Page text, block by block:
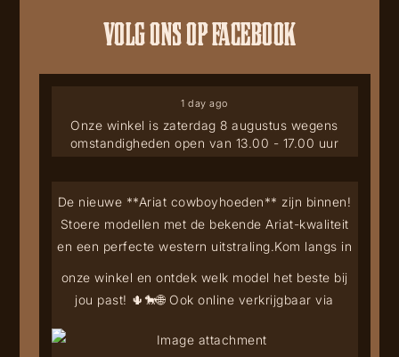
VOLG ONS OP FACEBOOK
Onze winkel is zaterdag 8 augustus wegens
omstandigheden open van 13.00 - 17.00 uur
1 day ago
De nieuwe **Ariat cowboyhoeden** zijn binnen!
Stoere modellen met de bekende Ariat-kwaliteit
en een perfecte western uitstraling.Kom langs in
onze winkel en ontdek welk model het beste bij
jou past! 🌵🐎🌐 Ook online verkrijgbaar via